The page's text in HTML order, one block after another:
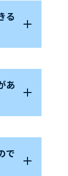
る
あ
で